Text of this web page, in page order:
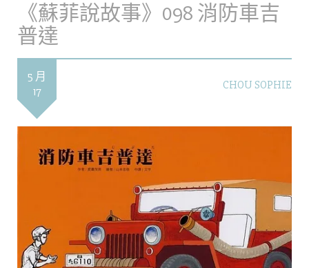
《蘇菲說故事》098 消防車吉
普達
5 月
17
CHOU SOPHIE